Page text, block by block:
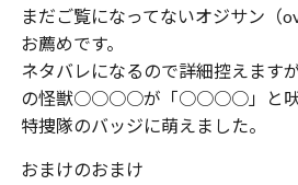
まだご覧になってないオジサン（
お薦めです。
ネタバレになるので詳細控えます
の怪獣○○○○が「○○○○」と吠
特捜隊のバッジに萌えました。
おまけのおまけ